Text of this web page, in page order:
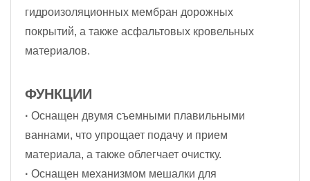
гидроизоляционных мембран дорожных
покрытий, а также асфальтовых кровельных
материалов.
ФУНКЦИИ
· Оснащен двумя съемными плавильными
ваннами, что упрощает подачу и прием
материала, а также облегчает очистку.
· Оснащен механизмом мешалки для